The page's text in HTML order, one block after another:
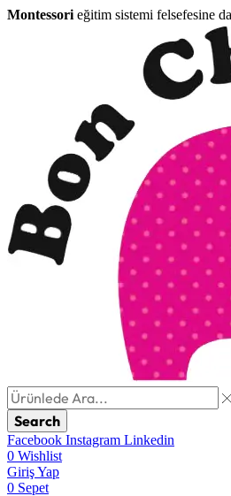
Montessori eğitim sistemi felsefesine
Search
Facebook Instagram Linkedin
0 Wishlist
Giriş Yap
0 Sepet